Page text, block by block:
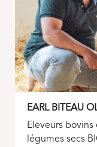
EARL BITEAU
Eleveurs
légumes secs